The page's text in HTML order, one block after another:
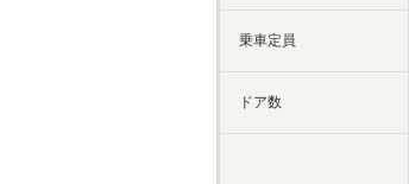
乗車定員
ドア数